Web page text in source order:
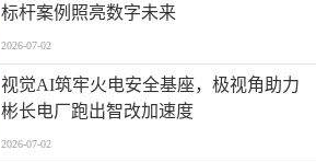
标杆案例照亮数字未来
2026-07-02
视觉AI筑牢火电安全基座，极视角助力
彬长电厂跑出智改加速度
2026-07-02